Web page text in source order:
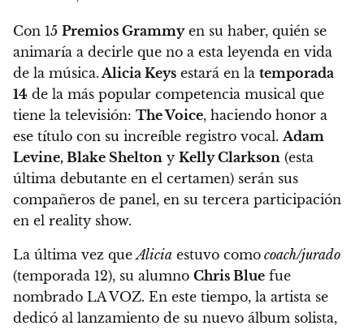
Con 15 Premios Grammyen su haber, quién se
animaría a decirle que no a esta leyenda en vida
de la música. Alicia Keys estará en la temporada
14 de la más popular competencia musical que
tiene la televisión: The Voice, haciendo honor a
ese título con su increíble registro vocal. Adam
Levine, Blake Shelton y Kelly Clarkson (esta
última debutante en el certamen) serán sus
compañeros de panel, en su tercera participación
en el reality show.
La última vez queAlicia estuvo como coach/jurado
(temporada 12), su alumno Chris Blue fue
nombrado LA VOZ. En este tiempo, la artista se
dedicó al lanzamiento de su nuevo álbum solista,